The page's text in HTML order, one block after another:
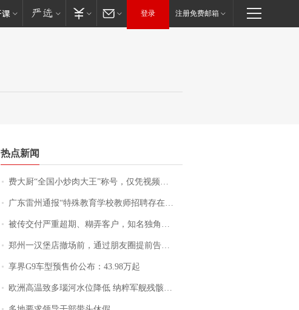
登录 注册免费邮箱
热点新闻
费大厨“全国小炒肉大王”称号，仅凭视频评出？中国烹饪协会回应
广东雷州通报“特殊教育学校教师招聘存在违规行为”：已启动问责程序 副校长被停职
被传交付严重超期、糊弄客户，知名独角兽车企创始人回应：都没证据，将依法采取措施，“本人长期与美国交管局保持沟通，对方表示肯定”
郑州一汉堡店撤场前，通过朋友圈提前告知逐一退费，有顾客仅剩1元也全被退回，分文不少；顾客：言而有信，让人感动
享界G9车型预售价公布：43.98万起
欧洲高温致多瑙河水位降低 纳粹军舰残骸重见天日